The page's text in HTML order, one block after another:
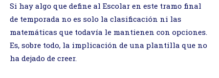
Si hay algo que define al Escolar en este tramo final
de temporada no es solo la clasificación ni las
matemáticas que todavía le mantienen con opciones.
Es, sobre todo, la implicación de una plantilla que no
ha dejado de creer.